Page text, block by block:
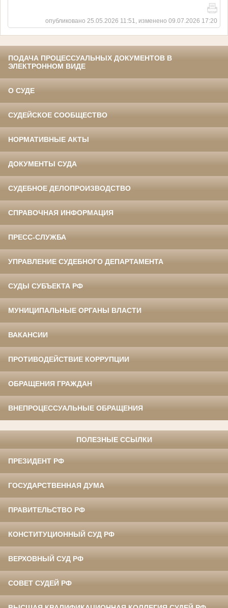
опубликовано 25.05.2026 11:51, изменено 09.07.2026 17:20
ПОДАЧА ПРОЦЕССУАЛЬНЫХ ДОКУМЕНТОВ В
ЭЛЕКТРОННОМ ВИДЕ
О СУДЕ
СУДЕЙСКОЕ СООБЩЕСТВО
НОРМАТИВНЫЕ АКТЫ
ДОКУМЕНТЫ СУДА
СУДЕБНОЕ ДЕЛОПРОИЗВОДСТВО
СПРАВОЧНАЯ ИНФОРМАЦИЯ
ПРЕСС-СЛУЖБА
УПРАВЛЕНИЕ СУДЕБНОГО ДЕПАРТАМЕНТА
СУДЫ СУБЪЕКТА РФ
МУНИЦИПАЛЬНЫЕ ОРГАНЫ ВЛАСТИ
ВАКАНСИИ
ПРОТИВОДЕЙСТВИЕ КОРРУПЦИИ
ОБРАЩЕНИЯ ГРАЖДАН
ВНЕПРОЦЕССУАЛЬНЫЕ ОБРАЩЕНИЯ
ПОЛЕЗНЫЕ ССЫЛКИ
ПРЕЗИДЕНТ РФ
ГОСУДАРСТВЕННАЯ ДУМА
ПРАВИТЕЛЬСТВО РФ
КОНСТИТУЦИОННЫЙ СУД РФ
ВЕРХОВНЫЙ СУД РФ
СОВЕТ СУДЕЙ РФ